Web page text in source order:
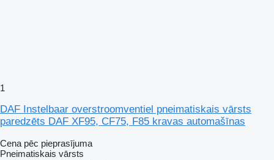
1
DAF Instelbaar overstroomventiel pneimatiskais vārsts
paredzēts DAF XF95, CF75, F85 kravas automašīnas
Cena pēc pieprasījuma
Pneimatiskais vārsts